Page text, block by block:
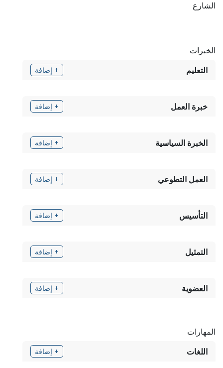
الشارع
الخبرات
التعليم
+ إضافة
خبرة العمل + إضافة
الخبرة السياسية + إضافة
العمل التطوعي + إضافة
التأسيس + إضافة
التمثيل + إضافة
العضوية + إضافة
المهارات
اللغات
+ إضافة